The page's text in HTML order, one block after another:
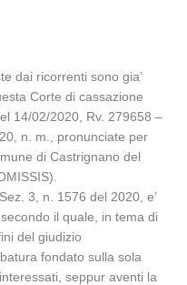
dai ricorrenti sono gia’
Corte di cassazione
14/02/2020, Rv. 279658 –
n. m., pronunciate per
di Castrignano del
3, n. 1576 del 2020, e’
il quale, in tema di
del giudizio
fondato sulla sola
seppur aventi la